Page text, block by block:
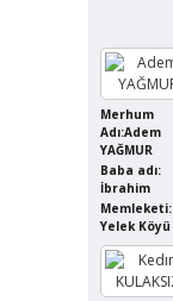
Merhum
Adı:Adem
YAĞMUR
Baba adı:
İbrahim
Memleketi:
Yelek Köyü